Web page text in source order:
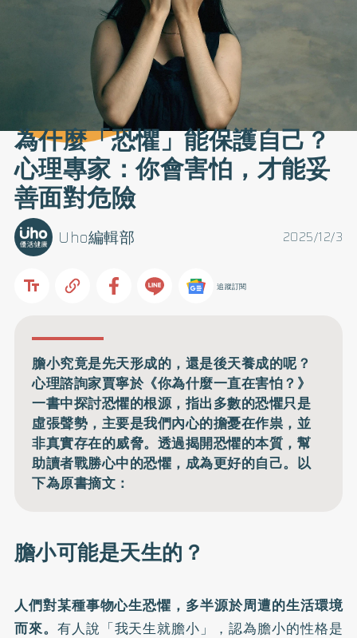
為什麼「恐懼」能保護自己？
心理專家：你會害怕，才能妥
善面對危險
2025/12/3
Uho編輯部
追蹤訂閱
膽小究竟是先天形成的，還是後天養成的呢？
心理諮詢家賈寧於《你為什麼一直在害怕？》
一書中探討恐懼的根源，指出多數的恐懼只是
虛張聲勢，主要是我們內心的擔憂在作祟，並
非真實存在的威脅。透過揭開恐懼的本質，幫
助讀者戰勝心中的恐懼，成為更好的自己。以
下為原書摘文：
膽小可能是天生的？
人們對某種事物心生恐懼，多半源於周遭的生活環境
而來。 有人說「我天生就膽小」，認為膽小的性格是